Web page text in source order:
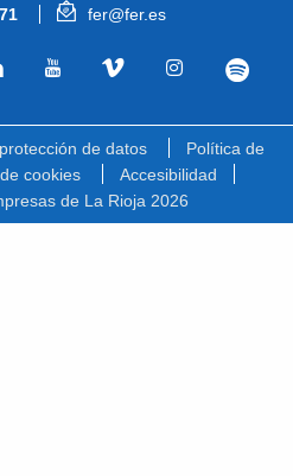
fer@fer.es
de datos
Política de
cookies
Accesibilidad
de La Rioja 2026